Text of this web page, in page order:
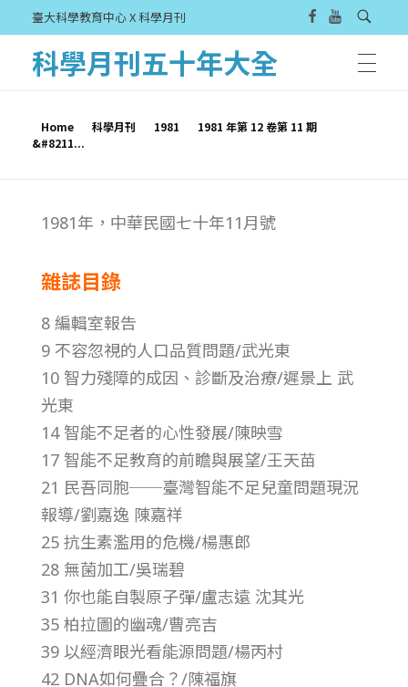
臺大科學教育中心 X 科學月刊
科學月刊五十年大全
Home 科學月刊 1981
1981 年第 12 卷第 11 期
&#8211...
1
8
1
年
第
1
2
卷
第
1981年，中華民國七十年11月號
雜誌目錄
8 編輯室報告
9 不容忽視的人口品質問題/武光東
10 智力殘障的成因、診斷及治療/遲景上 武
光東
14 智能不足者的心性發展/陳映雪
17 智能不足教育的前瞻與展望/王天苗
21 民吾同胞──臺灣智能不足兒童問題現況
報導/劉嘉逸 陳嘉祥
25 抗生素濫用的危機/楊惠郎
28 無菌加工/吳瑞碧
31 你也能自製原子彈/盧志遠 沈其光
35 柏拉圖的幽魂/曹亮吉
39 以經濟眼光看能源問題/楊丙村
42 DNA如何疊合？/陳福旗